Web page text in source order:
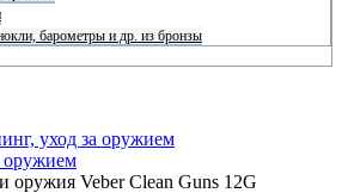
барометры и др. из бронзы
уход за оружием
оружием
оружия Veber Clean Guns 12G